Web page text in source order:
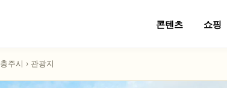
콘텐츠 쇼핑
충주시 › 관광지